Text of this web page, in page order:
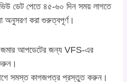
ডেট পেতে ৪৫-৬০ দিন সময় লাগতে
অনুসরণ করা গুরুত্বপূর্ণ।
জমার আপডেটের জন্য VFS-এর
সমস্ত কাগজপত্র প্রস্তুত করুন।